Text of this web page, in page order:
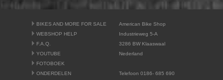
BIKES AND MORE FOR SALE
WEBSHOP HELP
F.A.Q.
YOUTUBE
FOTOBOEK
ONDERDELEN
American Bike Shop
Industrieweg 5-A
3286 BW Klaaswaal
Nederland
Telefoon 0186- 685 690